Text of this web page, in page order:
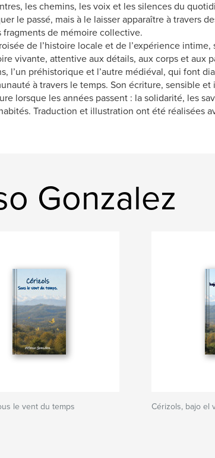
les chemins, les voix et les silences du
le passé, mais à le laisser apparaître à travers
fragments de mémoire collective.
de l’histoire locale et de l’expérience
vivante, attentive aux détails, aux corps et aux
l’un préhistorique et l’autre médiéval, qui font
à travers le temps. Son écriture, sensible et
lorsque les années passent : la solidarité, les
Traduction et illustration ont été réalisées
Gonzalez
le vent du temps Cérizols, bajo el